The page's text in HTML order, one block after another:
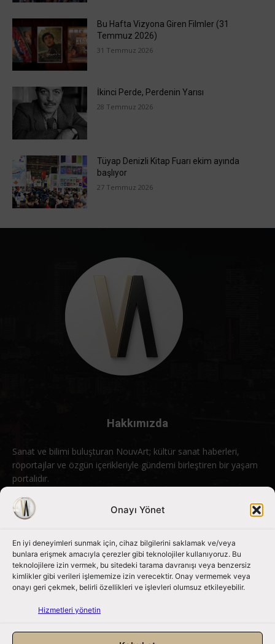
Onayı Yönet
En iyi deneyimleri sunmak için, cihaz bilgilerini saklamak ve/veya
bunlara erişmek amacıyla çerezler gibi teknolojiler kullanıyoruz. Bu
teknolojilere izin vermek, bu sitedeki tarama davranışı veya benzersiz
kimlikler gibi verileri işlememize izin verecektir. Onay vermemek veya
onayı geri çekmek, belirli özellikleri ve işlevleri olumsuz etkileyebilir.
Hizmetleri yönetin
Bu Hafta Vizyona Giren Filmler (31
Temmuz 2026)
31 Temmuz 2026
İkinci Perde, Perdenin Yarısı
28 Temmuz 2026
Tüyap Denizli Kitap Fuarı ekim ayında
başlıyor
27 Temmuz 2026
Hakkımızda
Sanat ve bilimi buluşturan NouvArt; kültür sanat haberleri,
röportajlar ve özgün içerikleriyle gündemi birleştiren bir yaşam
portalıdır.
Bizimle iletişime geçin: info@nouvart.net
Bizi Takip Edin